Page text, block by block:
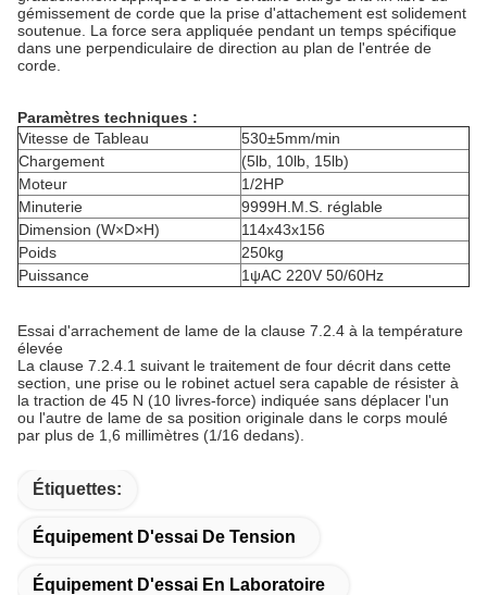
gémissement de corde que la prise d'attachement est solidement
soutenue. La force sera appliquée pendant un temps spécifique
dans une perpendiculaire de direction au plan de l'entrée de
corde.
Paramètres techniques :
Vitesse de Tableau
530±5mm/min
Chargement
(5lb, 10lb, 15lb)
Moteur
1/2HP
Minuterie
9999H.M.S. réglable
Dimension (W×D×H)
114x43x156
Poids
250kg
Puissance
1ψAC 220V 50/60Hz
Essai d'arrachement de lame de la clause 7.2.4 à la température
élevée
La clause 7.2.4.1 suivant le traitement de four décrit dans cette
section, une prise ou le robinet actuel sera capable de résister à
la traction de 45 N (10 livres-force) indiquée sans déplacer l'un
ou l'autre de lame de sa position originale dans le corps moulé
par plus de 1,6 millimètres (1/16 dedans).
Étiquettes:
Équipement D'essai De Tension
Équipement D'essai En Laboratoire